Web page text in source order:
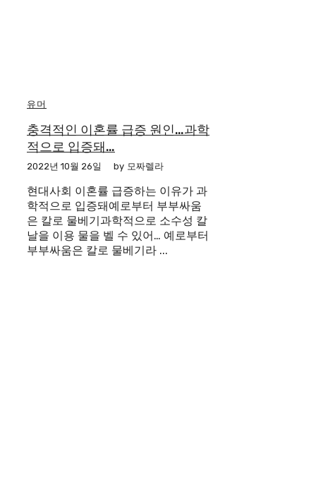
유머
충격적인 이혼률 급증 원인…과학
적으로 입증돼…
2022년 10월 26일 by 모짜렐라
현대사회 이혼률 급증하는 이유가 과
학적으로 입증돼예로부터 부부싸움
은 칼로 물베기과학적으로 소수성 칼
날을 이용 물을 벨 수 있어… 예로부터
부부싸움은 칼로 물베기라 ...